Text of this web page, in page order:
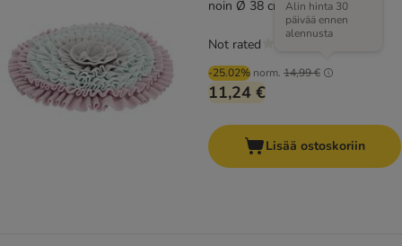
noin Ø 38 cm
-25.02% norm. 14,99 €
Alin hinta 30
päivää ennen
alennusta
11,24 €
Not rated
Lisää ostoskoriin